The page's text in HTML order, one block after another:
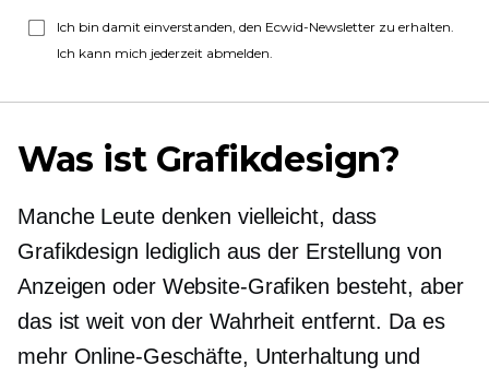
Ich bin damit einverstanden, den Ecwid-Newsletter zu erhalten.
Ich kann mich jederzeit abmelden.
Was ist Grafikdesign?
Manche Leute denken vielleicht, dass
Grafikdesign lediglich aus der Erstellung von
Anzeigen oder Website-Grafiken besteht, aber
das ist weit von der Wahrheit entfernt. Da es
mehr Online-Geschäfte, Unterhaltung und